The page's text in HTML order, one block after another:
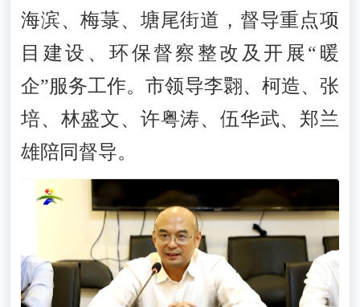
海滨、梅菉、塘尾街道，督导重点项
目建设、环保督察整改及开展“暖
企”服务工作。市领导李翾、柯造、张
培、林盛文、许粤涛、伍华武、郑兰
雄陪同督导。